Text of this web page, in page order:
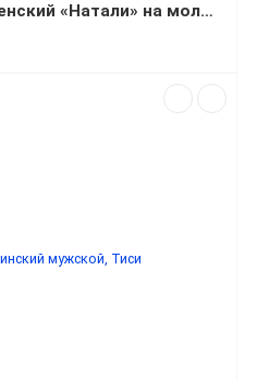
Халат медицинский женский «Натали» на молнии